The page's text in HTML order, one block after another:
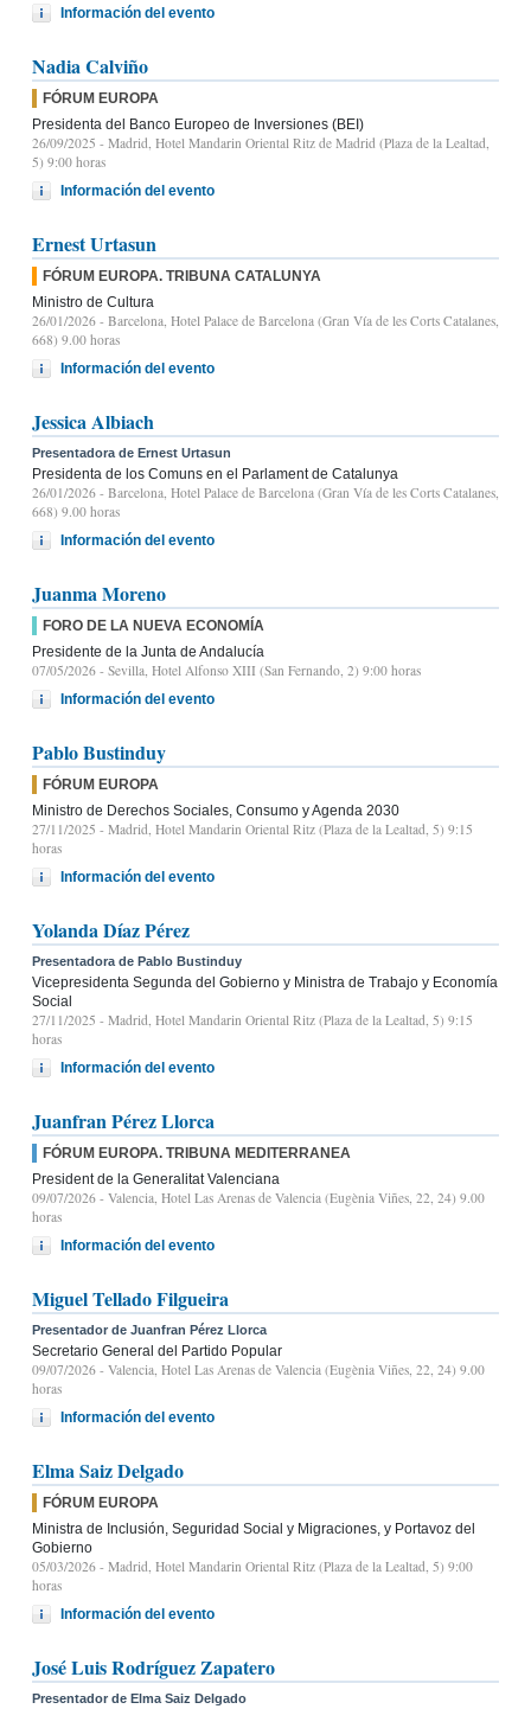
Información del evento
Nadia Calviño
FÓRUM EUROPA
Presidenta del Banco Europeo de Inversiones (BEI)
26/09/2025 - Madrid, Hotel Mandarin Oriental Ritz de Madrid (Plaza de la Lealtad,
5) 9:00 horas
Información del evento
Ernest Urtasun
FÓRUM EUROPA. TRIBUNA CATALUNYA
Ministro de Cultura
26/01/2026 - Barcelona, Hotel Palace de Barcelona (Gran Vía de les Corts Catalanes,
668) 9.00 horas
Información del evento
Jessica Albiach
Presentadora de Ernest Urtasun
Presidenta de los Comuns en el Parlament de Catalunya
26/01/2026 - Barcelona, Hotel Palace de Barcelona (Gran Vía de les Corts Catalanes,
668) 9.00 horas
Información del evento
Juanma Moreno
FORO DE LA NUEVA ECONOMÍA
Presidente de la Junta de Andalucía
07/05/2026 - Sevilla, Hotel Alfonso XIII (San Fernando, 2) 9:00 horas
Información del evento
Pablo Bustinduy
FÓRUM EUROPA
Ministro de Derechos Sociales, Consumo y Agenda 2030
27/11/2025 - Madrid, Hotel Mandarin Oriental Ritz (Plaza de la Lealtad, 5) 9:15
horas
Información del evento
Yolanda Díaz Pérez
Presentadora de Pablo Bustinduy
Vicepresidenta Segunda del Gobierno y Ministra de Trabajo y Economía
Social
27/11/2025 - Madrid, Hotel Mandarin Oriental Ritz (Plaza de la Lealtad, 5) 9:15
horas
Información del evento
Juanfran Pérez Llorca
FÓRUM EUROPA. TRIBUNA MEDITERRANEA
President de la Generalitat Valenciana
09/07/2026 - Valencia, Hotel Las Arenas de Valencia (Eugènia Viñes, 22, 24) 9.00
horas
Información del evento
Miguel Tellado Filgueira
Presentador de Juanfran Pérez Llorca
Secretario General del Partido Popular
09/07/2026 - Valencia, Hotel Las Arenas de Valencia (Eugènia Viñes, 22, 24) 9.00
horas
Información del evento
Elma Saiz Delgado
FÓRUM EUROPA
Ministra de Inclusión, Seguridad Social y Migraciones, y Portavoz del
Gobierno
05/03/2026 - Madrid, Hotel Mandarin Oriental Ritz (Plaza de la Lealtad, 5) 9:00
horas
Información del evento
José Luis Rodríguez Zapatero
Presentador de Elma Saiz Delgado